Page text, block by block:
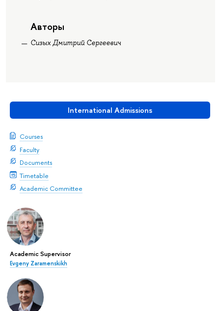
International Admissions
Courses
Faculty
Documents
Timetable
Academic Committee
Academic Supervisor
Evgeny Zaramenskikh
Авторы
Сизых Дмитрий Сергеевич